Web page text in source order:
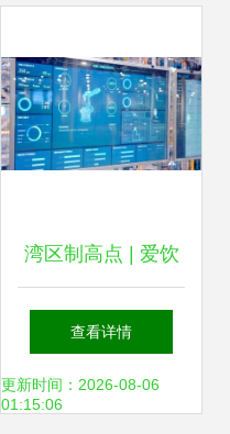
湾区制高点 | 爱饮
头啖汤的智慧工厂
数据采集的创新实
查看详情
更新时间：2026-08-06
01:15:06